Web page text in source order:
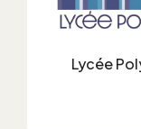
Lycée